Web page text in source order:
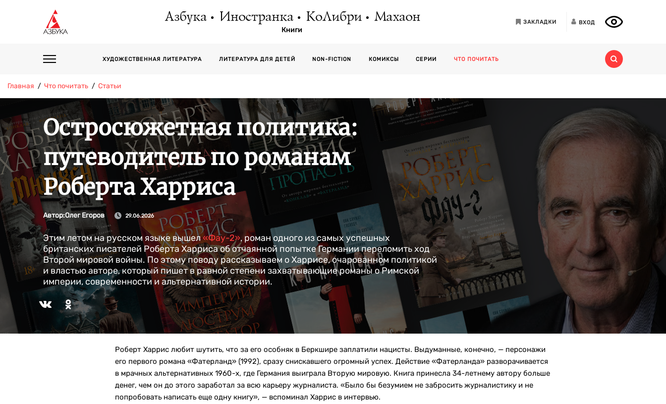
Азбука Иностранка КоЛибри Махаон
Книги
ЗАКЛАДКИ ВХОД
ХУДОЖЕСТВЕННАЯ ЛИТЕРАТУРА ЛИТЕРАТУРА ДЛЯ ДЕТЕЙ NON-FICTION КОМИКСЫ СЕРИИ ЧТО ПОЧИТАТЬ
Главная Что почитать Статьи
Остросюжетная политика:
путеводитель по романам
Роберта Харриса
Автор:Олег Егоров 29.06.2026
Этим летом на русском языке вышел«Фау-2», роман одного из самых успешных
британских писателей Роберта Харриса об отчаянной попытке Германии переломить ход
Второй мировой войны. По этому поводу рассказываем о Харрисе, очарованном политикой
и властью авторе, который пишет в равной степени захватывающие романы о Римской
империи, современности и альтернативной истории.
Роберт Харрис любит шутить, что за его особняк в Беркшире заплатили нацисты. Выдуманные, конечно, — персонажи
его первого романа «Фатерланд» (1992), сразу снискавшего огромный успех. Действие «Фатерланда» разворачивается
в мрачных альтернативных 1960-х, где Германия выиграла Вторую мировую. Книга принесла 34-летнему автору больше
денег, чем он до этого заработал за всю карьеру журналиста. «Было бы безумием не забросить журналистику и не
попробовать написать еще одну книгу», — вспоминал Харрис в интервью.